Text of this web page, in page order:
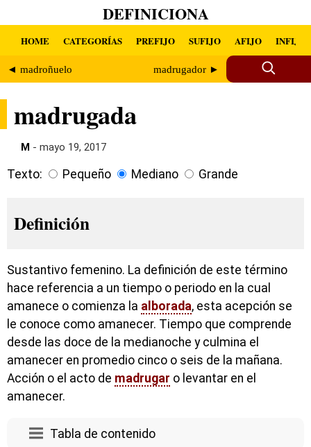
DEFINICIONA
HOME CATEGORÍAS PREFIJO SUFIJO AFIJO INFIJO
◄ madroñuelo madrugador ►
madrugada
M - mayo 19, 2017
Texto: Pequeño Mediano Grande
Definición
Sustantivo femenino. La definición de este término
hace referencia a un tiempo o periodo en la cual
amanece o comienza la alborada, esta acepción se
le conoce como amanecer. Tiempo que comprende
desde las doce de la medianoche y culmina el
amanecer en promedio cinco o seis de la mañana.
Acción o el acto de madrugar o levantar en el
amanecer.
Tabla de contenido